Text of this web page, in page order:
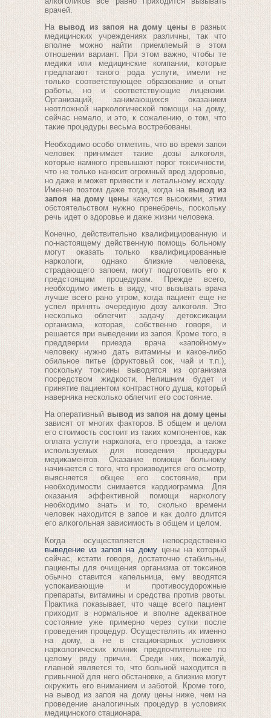
врачей.
На вывод из запоя на дому ценыв разных
медицинских учреждениях различны, так что
вполне можно найти приемлемый в этом
отношении вариант. При этом важно, чтобы те
медики или медицинские компании, которые
предлагают такого рода услуги, имели не
только соответствующее образование и опыт
работы, но и соответствующие лицензии.
Организаций, занимающихся оказанием
неотложной наркологической помощи на дому,
сейчас немало, и это, к сожалению, о том, что
такие процедуры весьма востребованы.
Необходимо особо отметить, что во время запоя
человек принимает такие дозы алкоголя,
которые намного превышают порог токсичности,
что не только наносит огромный вред здоровью,
но даже и может привести к летальному исходу.
Именно поэтом даже тогда, когда на вывод из
запоя на дому цены кажутся высокими, этим
обстоятельством нужно пренебречь, поскольку
речь идет о здоровье и даже жизни человека.
Конечно, действительно квалифицированную и
по-настоящему действенную помощь больному
могут оказать только квалифицированные
наркологи, однако близкие человека,
страдающего запоем, могут подготовить его к
предстоящим процедурам. Прежде всего,
необходимо иметь в виду, что вызывать врача
лучше всего рано утром, когда пациент еще не
успел принять очередную дозу алкоголя. Это
несколько облегчит задачу детоксикации
организма, которая, собственно говоря, и
решается при выведении из запоя. Кроме того, в
преддверии приезда врача «запойному»
человеку нужно дать витамины и какое-либо
обильное питье (фруктовый сок, чай и т.п.),
поскольку токсины выводятся из организма
посредством жидкости. Нелишним будет и
принятие пациентом контрастного душа, который
наверняка несколько облегчит его состояние.
На оперативныйвывод из запоя на дому цены
зависят от многих факторов. В общем и целом
его стоимость состоит из таких компонентов, как
оплата услуги нарколога, его проезда, а также
используемых для поведения процедуры
медикаментов. Оказание помощи больному
начинается с того, что производится его осмотр,
выясняется общее его состояние, при
необходимости снимается кардиограмма. Для
оказания эффективной помощи наркологу
необходимо знать и то, сколько времени
человек находится в запое и как долго длится
его алкогольная зависимость в общем и целом.
Когда осуществляется непосредственно
выведение из запоя на дому цены на который
сейчас, кстати говоря, достаточно стабильны,
пациенты для очищения организма от токсинов
обычно ставится капельница, ему вводятся
успокаивающие и противосудорожные
препараты, витамины и средства против рвоты.
Практика показывает, что чаще всего пациент
приходит в нормальное и вполне адекватное
состояние уже примерно через сутки после
проведения процедур. Осуществлять их именно
на дому, а не в стационарных условиях
наркологических клиник предпочтительнее по
целому ряду причин. Среди них, пожалуй,
главной является то, что больной находится в
привычной для него обстановке, а близкие могут
окружить его вниманием и заботой. Кроме того,
на вывод из запоя на дому цены ниже, чем на
проведение аналогичных процедур в условиях
медицинского стационара.